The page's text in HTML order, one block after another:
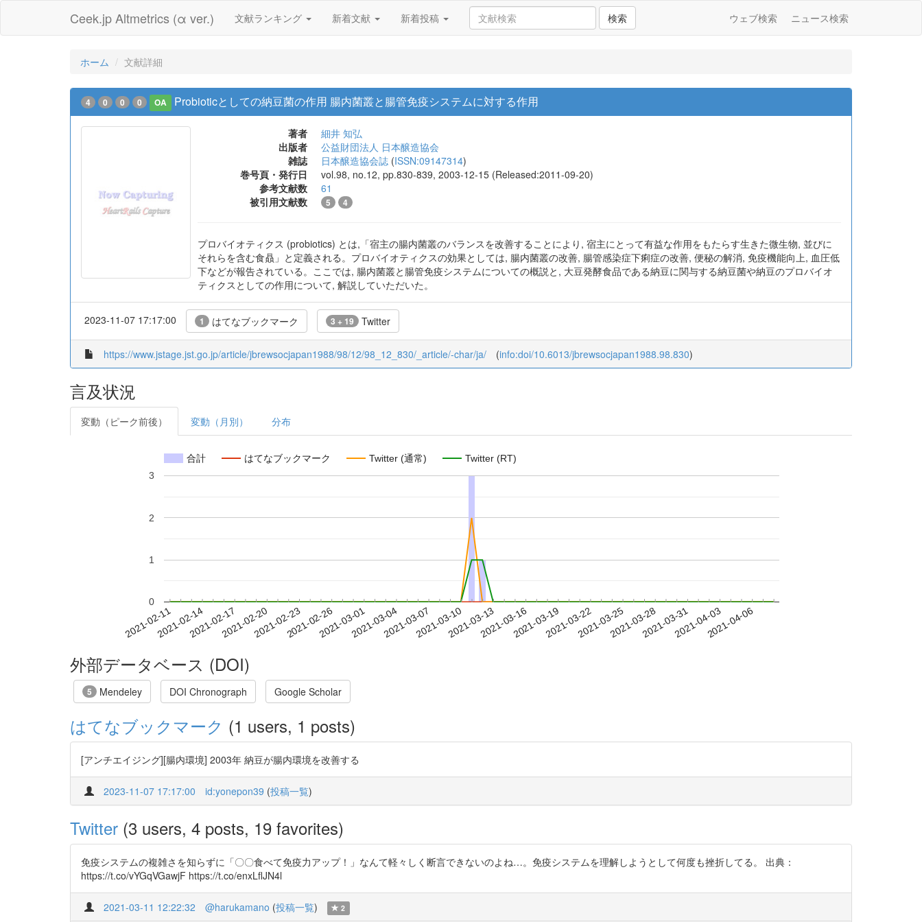
Ceek.jp Altmetrics (α ver.) 文献ランキング 新着文献 新着投稿 検索 ウェブ検索 ニュース検索
ホーム 文献詳細
4 0 0 0 OA Probioticとしての納豆菌の作用 腸内菌叢と腸管免疫システムに対する作用
著者
細井 知弘
出版者
公益財団法人 日本醸造協会
雑誌
日本醸造協会誌 (ISSN:09147314)
巻号頁・発行日
vol.98, no.12, pp.830-839, 2003-12-15 (Released:2011-09-20)
参考文献数
61
被引用文献数
5 4
プロバイオティクス (probiotics) とは,「宿主の腸内菌叢のバランスを改善することにより, 宿主にとって有益な作用をもたらす生きた微生物, 並びに
それらを含む食贔」と定義される。プロバイオティクスの効果としては, 腸内菌叢の改善, 腸管感染症下痢症の改善, 便秘の解消, 免疫機能向上, 血圧低
下などが報告されている。ここでは, 腸内菌叢と腸管免疫システムについての概説と, 大豆発酵食品である納豆に関与する納豆菌や納豆のプロバイオ
ティクスとしての作用について, 解説していただいた。
2023-11-07 17:17:00 1 はてなブックマーク 3 + 19 Twitter
https://www.jstage.jst.go.jp/article/jbrewsocjapan1988/98/12/98_12_830/_article/-char/ja/ (info:doi/10.6013/jbrewsocjapan1988.98.830)
言及状況
変動（ピーク前後） 変動（月別） 分布
合計 はてなブックマーク Twitter (通常) Twitter (RT)
2021-02-112021-02-142021-02-172021-02-202021-02-232021-02-262021-03-012021-03-042021-03-072021-03-102021-03-132021-03-162021-03-192021-03-222021-03-252021-03-282021-03-312021-04-032021-04-06
0
1
2
3
外部データベース (DOI)
5 Mendeley DOI Chronograph Google Scholar
はてなブックマーク (1 users, 1 posts)
[アンチエイジング][腸内環境] 2003年 納豆が腸内環境を改善する
2023-11-07 17:17:00 id:yonepon39 (投稿一覧)
Twitter (3 users, 4 posts, 19 favorites)
免疫システムの複雑さを知らずに「〇〇食べて免疫力アップ！」なんて軽々しく断言できないのよね…。免疫システムを理解しようとして何度も挫折してる。 出典：
https://t.co/vYGqVGawjF https://t.co/enxLflJN4l
2021-03-11 12:22:32 @harukamano (投稿一覧) 2